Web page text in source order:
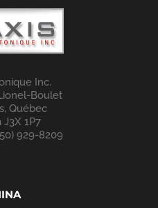
Inc.
Boulet
Québec
J3X 1P7
929-8209